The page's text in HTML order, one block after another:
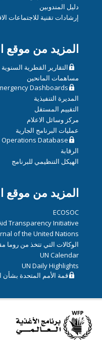
دليل المندوبين
إرشادات تقنية للاجتماعات
المزيد من موقع
التقارير القطرية السنوية
مساهمات المانحين
Dashboards
المديرة التنفيذية
التقييم المستقل
مركز وسائل الاعلام
عمليات البرنامج الجارية
Operations Database
الرقابة
الهيكل التنظيمي للبرنامج
المزيد من موقع
ECOSOC
Transparency Initiative
of the United Nations
الوكالات التي تتخذ من روما
UN Calendar
UN Daily Highlights
قمة الأمم المتحدة بشأن